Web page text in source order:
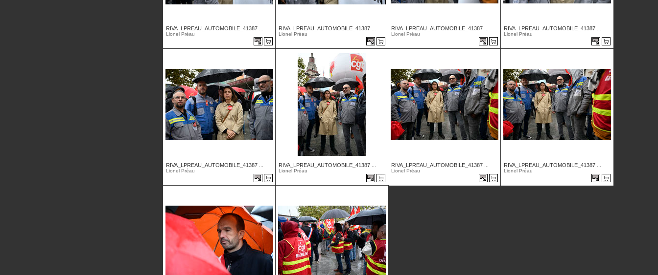
RIVA_LPREAU_AUTOMOBILE_41387 ...
Lionel Préau
RIVA_LPREAU_AUTOMOBILE_41387 ...
Lionel Préau
RIVA_LPREAU_AUTOMOBILE_41387 ...
Lionel Préau
RIVA_LPREAU_AUTOMOBILE_41387 ...
Lionel Préau
RIVA_LPREAU_AUTOMOBILE_41387 ...
Lionel Préau
RIVA_LPREAU_AUTOMOBILE_41387 ...
Lionel Préau
RIVA_LPREAU_AUTOMOBILE_41387 ...
Lionel Préau
RIVA_LPREAU_AUTOMOBILE_41387 ...
Lionel Préau